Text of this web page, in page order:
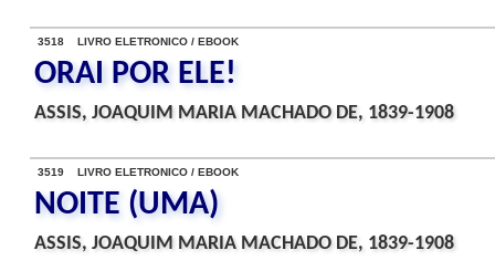
3518 LIVRO ELETRONICO / EBOOK
ORAI POR ELE!
ASSIS, JOAQUIM MARIA MACHADO DE, 1839-1908
3519 LIVRO ELETRONICO / EBOOK
NOITE (UMA)
ASSIS, JOAQUIM MARIA MACHADO DE, 1839-1908